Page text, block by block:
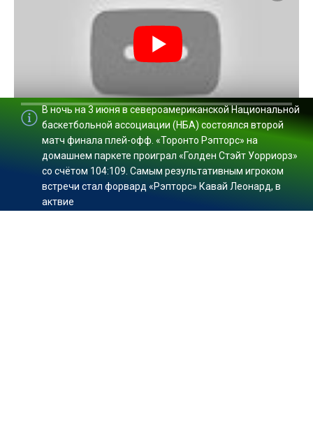
В ночь на 3 июня в североамериканской Национальной
баскетбольной ассоциации (НБА) состоялcя второй
матч финала плей-офф. «Торонто Рэпторс» на
домашнем паркете проиграл «Голден Стэйт Уорриорз»
со счётом 104:109. Самым результативным игроком
встречи стал форвард «Рэпторс» Кавай Леонард, в
актвие